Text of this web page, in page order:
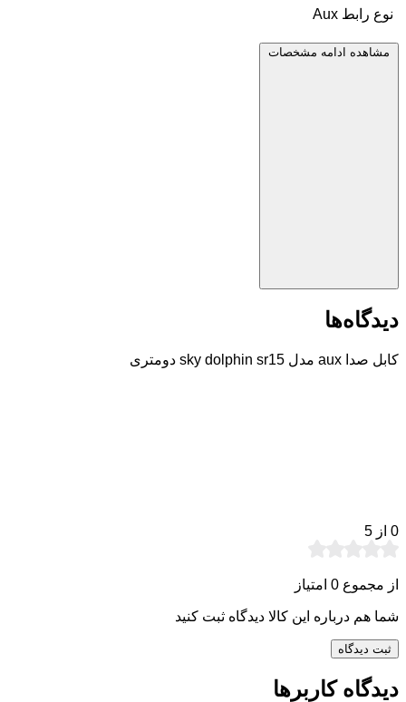
نوع رابط Aux
مشاهده ادامه مشخصات
دیدگاه‌ها
کابل صدا aux مدل sky dolphin sr15 دومتری
0 از 5
از مجموع 0 امتیاز
شما هم درباره این کالا دیدگاه ثبت کنید
ثبت دیدگاه
دیدگاه کاربرها